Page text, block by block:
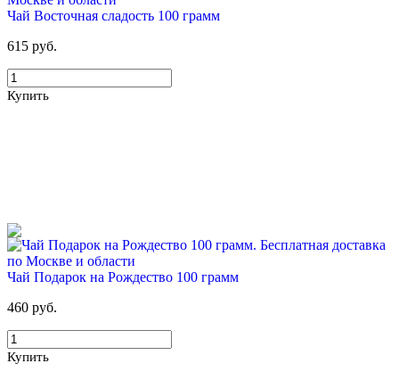
499 руб1 110 руб
Чай Восточная сладость 100 грамм
615 руб.
Купить
Чай Подарок на Рождество 100 грамм
460 руб.
Купить